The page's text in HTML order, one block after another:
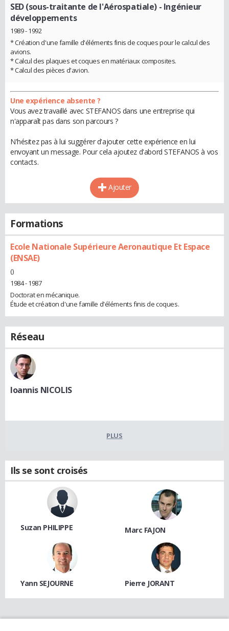
SED (sous-traitante de l'Aérospatiale) - Ingénieur
développements
1989 - 1992
* Création d'une famille d'éléments finis de coques pour le calcul des
avions.
* Calcul des plaques et coques en matériaux composites.
* Calcul des pièces d'avion.
Une expérience absente ?
Vous avez travaillé avec STEFANOS dans une entreprise qui
n'apparaît pas dans son parcours ?
N'hésitez pas à lui suggérer d'ajouter cette expérience en lui
envoyant un message. Pour cela ajoutez d'abord STEFANOS à vos
contacts.
Ajouter
Formations
Ecole Nationale Supérieure Aeronautique Et Espace
(ENSAE)
()
1984 - 1987
Doctorat en mécanique.
Étude et création d'une famille d'éléments finis de coques.
Réseau
Ioannis NICOLIS
PLUS
Ils se sont croisés
Suzan PHILIPPE Marc FAJON
Yann SEJOURNE Pierre JORANT